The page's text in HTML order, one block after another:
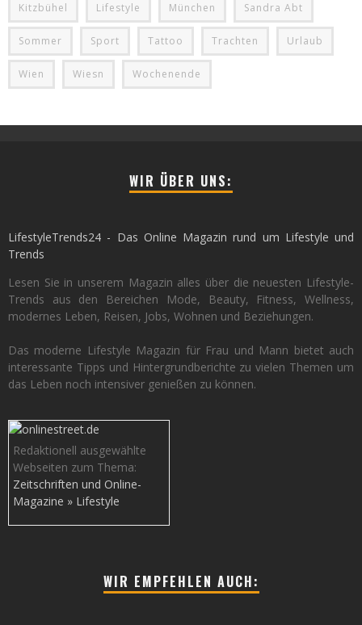
Kitzbühel Lifestyle München Sandra Abt
Sommer Sport Tattoo Trachten Urlaub
Wien Wiesn Wochenende
WIR ÜBER UNS:
LifestyleTrends24 - Das Online Magazin rund um Lifestyle und
Trends
Lesen Sie in unserem Magazin alles über die neuesten Lifestyle-
Trends aus den Bereichen Mode, Beauty, Fitness, Wellness,
modernes Leben, Reisen, Jobs, Wohnen und Beziehungen.
Das moderne Lifestyle Magazin für Frau und Mann bietet auch
interessante Tipps und Hintergrundberichte zu vielen Themen um
das Leben noch intensiver genießen zu können.
Redaktionell ausgewählte
Webseiten zum Thema:
Zeitschriften und Online-
Magazine » Lifestyle
WIR EMPFEHLEN AUCH: